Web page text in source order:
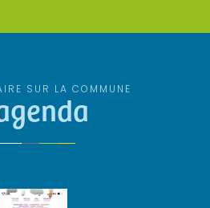
SUR LA COMMUNE